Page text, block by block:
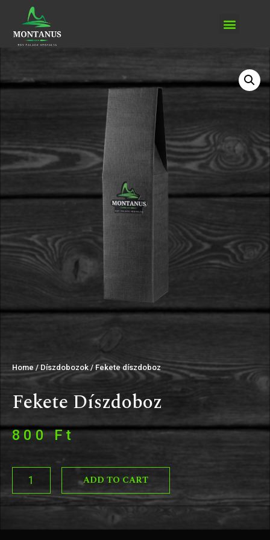
Home / Díszdobozok/ Fekete díszdoboz
Fekete Díszdoboz
800Ft
ADD TO CART